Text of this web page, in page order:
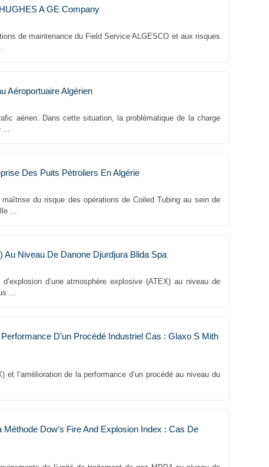
A GE Company
de maintenance du Field Service ALGESCO et aux risques
Aéroportuaire Algérien
aérien. Dans cette situation, la problématique de la charge
...
Des Puits Pétroliers En Algérie
du risque des opérations de Coiled Tubing au sein de
...
Niveau De Danone Djurdjura Blida Spa
d’une atmosphère explosive (ATEX) au niveau de
...
D’un Procédé Industriel Cas : Glaxo S Mith
l’amélioration de la performance d’un procédé au niveau du
Dow’s Fire And Explosion Index : Cas De